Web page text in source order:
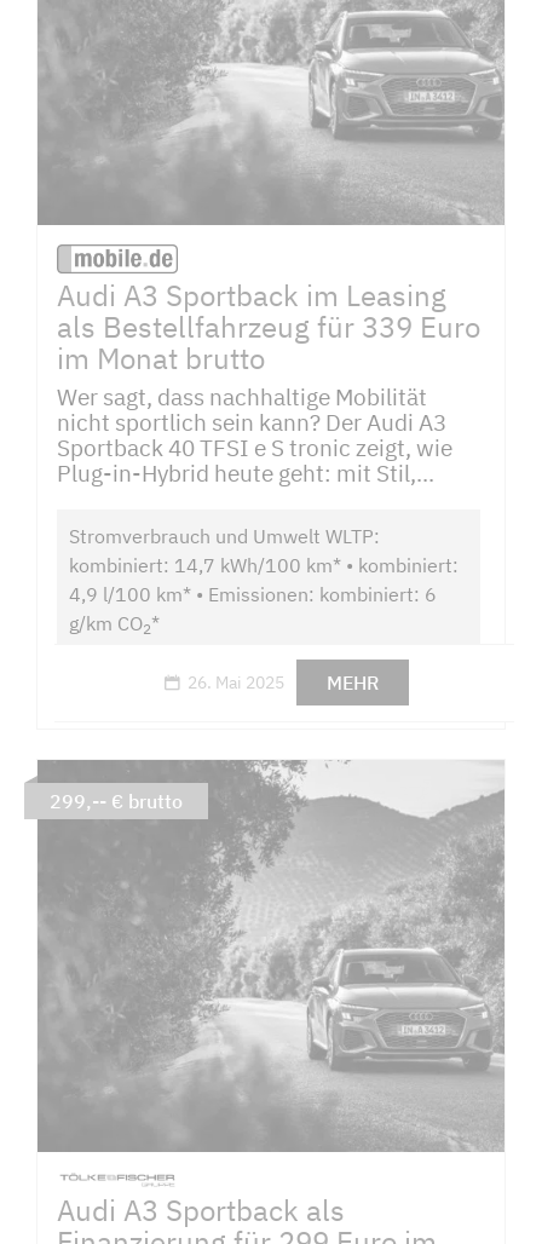
Audi A3 Sportback im Leasing
als Bestellfahrzeug für 339 Euro
im Monat brutto
Wer sagt, dass nachhaltige Mobilität
nicht sportlich sein kann? Der Audi A3
Sportback 40 TFSI e S tronic zeigt, wie
Plug-in-Hybrid heute geht: mit Stil,...
Stromverbrauch und Umwelt WLTP:
kombiniert: 14,7 kWh/100 km* • kombiniert:
4,9 l/100 km* • Emissionen: kombiniert: 6
g/km CO2*
26. Mai 2025 MEHR
Audi A3 Sportback als
299,-- € brutto